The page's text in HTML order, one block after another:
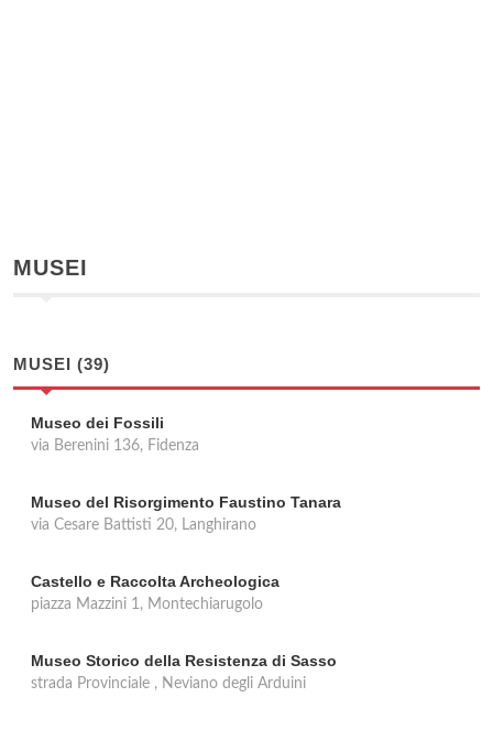
MUSEI
MUSEI (39)
Museo dei Fossili
via Berenini 136, Fidenza
Museo del Risorgimento Faustino Tanara
via Cesare Battisti 20, Langhirano
Castello e Raccolta Archeologica
piazza Mazzini 1, Montechiarugolo
Museo Storico della Resistenza di Sasso
strada Provinciale , Neviano degli Arduini